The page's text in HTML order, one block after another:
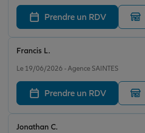
Prendre un RDV
Le 19/06/2026 - Agence SAINTES
Francis L.
Prendre un RDV
Jonathan C.